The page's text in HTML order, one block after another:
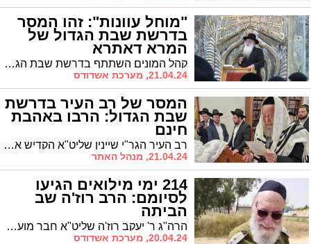
"מוחל עוונות": זהו המסר
בדרשת שבת הגדול של
המרא דאתרא
קהל המונים השתתף בדרשת שבת הגדול של המרא דאתרא הגה"צ רבי חיים שמעון פינטו שליט"א. הפחד והחרדה בימים אלו הביא כפרת עוונות לעם ישראל שנכנסים לחג הפסח נקיים וזכים. יש להתחזק לשמוע בקול חכמים וללמוד על הניסים שנעשה לעם ישראל. נתפלל כולנו לשובם של החיילים החטופים והשבויים לחיים טובים ולשלום
21.04.24, מערכת אשדודס
המסר של רב העיר בדרשת
שבת הגדול: הרבו באהבת
חינם
רב העיר הגר"י שיינין שליט"א הקדיש את דרשתו בשבת הגדול לנושא אהבת החינם. "הדלטורין הם אלו שעכבו את הגאולה"
21.04.24, מנהל האתר
214 ימי מילואים הגיעו
לסיומם: הרב רוז'ה שב
הביתה
הרה"ג ר' יעקב רוז'ה שליט"א חבר מועצת הרבנות הראשית לישראל ויו"ר ועד רבני זק"א שב לביתו מאז אסון טבח שמחת תורה
20.04.24, מערכת אשדודס